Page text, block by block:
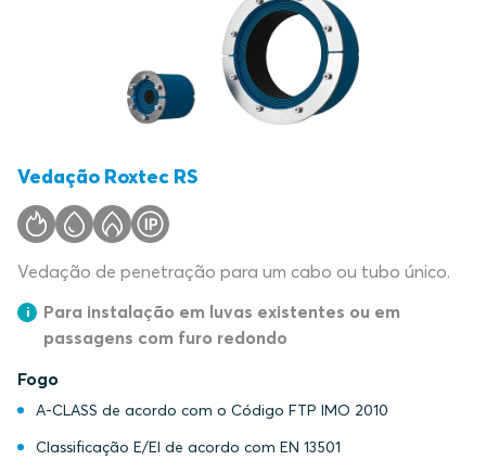
Vedação Roxtec RS
Vedação de penetração para um cabo ou tubo único.
Para instalação em luvas existentes ou em
passagens com furo redondo
Fogo
A-CLASS de acordo com o Código FTP IMO 2010
Classificação E/EI de acordo com EN 13501